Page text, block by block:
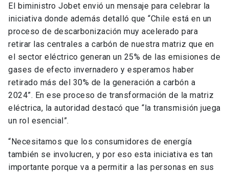
El biministro Jobet envió un mensaje para celebrar la
iniciativa donde además detalló que “Chile está en un
proceso de descarbonización muy acelerado para
retirar las centrales a carbón de nuestra matriz que en
el sector eléctrico generan un 25% de las emisiones de
gases de efecto invernadero y esperamos haber
retirado más del 30% de la generación a carbón a
2024”. En ese proceso de transformación de la matriz
eléctrica, la autoridad destacó que “la transmisión juega
un rol esencial”.
“Necesitamos que los consumidores de energía
también se involucren, y por eso esta iniciativa es tan
importante porque va a permitir a las personas en sus